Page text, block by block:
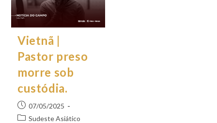
Vietnã |
Pastor preso
morre sob
custódia.
07/05/2025
Sudeste Asiático